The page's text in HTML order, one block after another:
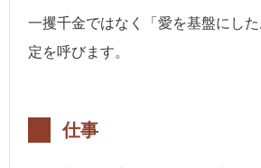
一攫千金ではなく「愛を基盤にし
定を呼びます。
仕事